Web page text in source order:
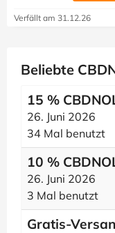
Verfällt am 31.12.26
Beliebte
15 %
26. Juni 2026
34 Mal benutzt
10 %
26. Juni 2026
3 Mal benutzt
Gratis-